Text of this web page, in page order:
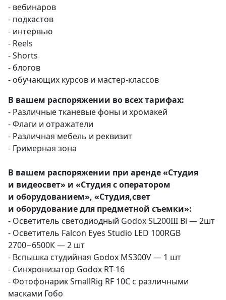
- вебинаров
- подкастов
- интервью
- Rееls
- Shorts
- блогов
- обучающих курсов и мастер-классов
В вашем распоряжении во всех тарифах:
- Различные тканевые фоны и хромакей
- Флаги и отражатели
- Различная мебель и реквизит
- Гримерная зона
В вашем распоряжении при аренде «Студия
и видеосвет» и «Студия с оператором
и оборудованием», «Студия,свет
и оборудование для предметной съемки»:
- Осветитель светодиодный Gоdох SL200III Вi — 2шт
- Осветитель Fаlсоn Еyеs Studiо LЕD 100RGВ
2700−6500К — 2 шт
- Вспышка студийная Godox MS300V — 1 шт
- Синхронизатор Godox RT-16
- Фотофонарик SmallRig RF 10C с различными
масками Гобо